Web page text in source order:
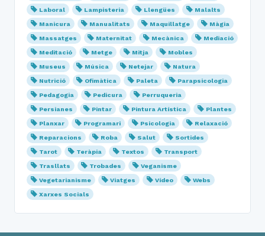
Laboral
Lampisteria Llengües
Malalts
Manicura
Manualitats Maquillatge
Màgia
Massatges
Maternitat Mecànica
Mediació
Meditació
Metge Mitja
Mobles
Museus
Música Netejar
Natura
Nutrició
Ofimàtica Paleta
Parapsicologia
Pedagogia
Pedicura
Perruqueria
Persianes
Pintar Pintura Artística
Plantes
Planxar
Programari Psicologia
Relaxació
Reparacions
Roba Salut
Sortides
Tarot
Teràpia Textos
Transport
Trasllats
Trobades
Veganisme
Vegetarianisme
Viatges Vídeo
Webs
Xarxes Socials